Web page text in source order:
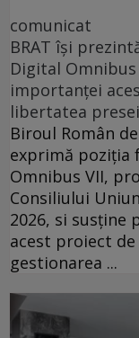
comunicat
BRAT își
Digital
importanței
libertatea presei
Biroul Român
exprimă poziția
Omnibus VII,
Consiliului
2026, si susține
acest proiect
gestionarea ...